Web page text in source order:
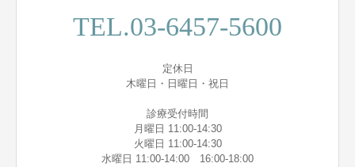
TEL.03-6457-5600
定休日
木曜日・日曜日・祝日
診療受付時間
月曜日 11:00-14:30
火曜日 11:00-14:30
水曜日 11:00-14:00 16:00-18:00